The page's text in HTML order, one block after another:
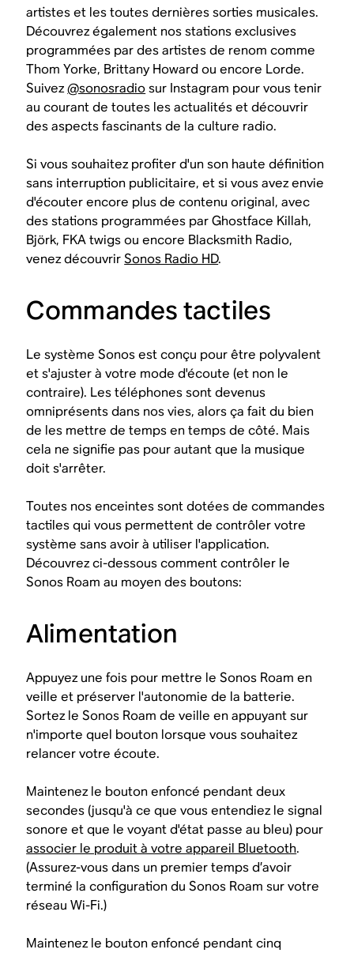
artistes et les toutes dernières sorties musicales.
Découvrez également nos stations exclusives
programmées par des artistes de renom comme
Thom Yorke, Brittany Howard ou encore Lorde.
Suivez@sonosradiosur Instagram pour vous tenir
au courant de toutes les actualités et découvrir
des aspects fascinants de la culture radio.
Si vous souhaitez profiter d'un son haute définition
sans interruption publicitaire, et si vous avez envie
d'écouter encore plus de contenu original, avec
des stations programmées par Ghostface Killah,
Björk, FKA twigs ou encore Blacksmith Radio,
venez découvrirSonos Radio HD.
Commandes tactiles
Le système Sonos est conçu pour être polyvalent
et s'ajuster à votre mode d'écoute (et non le
contraire). Les téléphones sont devenus
omniprésents dans nos vies, alors ça fait du bien
de les mettre de temps en temps de côté. Mais
cela ne signifie pas pour autant que la musique
doit s'arrêter.
Toutes nos enceintes sont dotées de commandes
tactiles qui vous permettent de contrôler votre
système sans avoir à utiliser l'application.
Découvrez ci-dessous comment contrôler le
Sonos Roam au moyen des boutons:
Alimentation
Appuyez une fois pour mettre le Sonos Roam en
veille et préserver l'autonomie de la batterie.
Sortez le Sonos Roam de veille en appuyant sur
n'importe quel bouton lorsque vous souhaitez
relancer votre écoute.
Maintenez le bouton enfoncé pendant deux
secondes (jusqu'à ce que vous entendiez le signal
sonore et que le voyant d'état passe au bleu) pour
associer le produit à votre appareil Bluetooth.
(Assurez-vous dans un premier temps d’avoir
terminé la configuration du Sonos Roam sur votre
réseau Wi-Fi.)
Maintenez le bouton enfoncé pendant cinq